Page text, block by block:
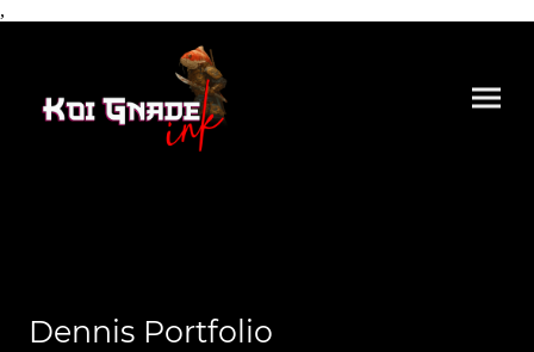
,
Dennis Portfolio